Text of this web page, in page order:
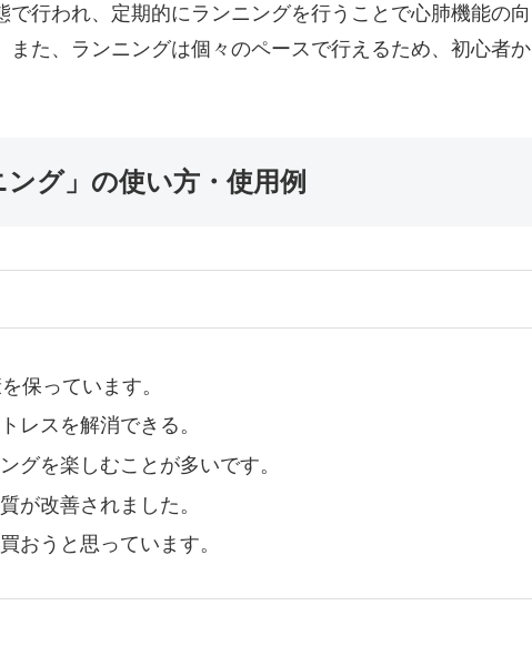
行われ、定期的にランニングを行うことで心肺機能の向
また、ランニングは個々のペースで行えるため、初心者か
グ」の使い方・使用例
保っています。
レスを解消できる。
グを楽しむことが多いです。
が改善されました。
おうと思っています。